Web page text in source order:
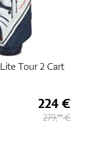
Tour 2 Cart
224 €
279,90€